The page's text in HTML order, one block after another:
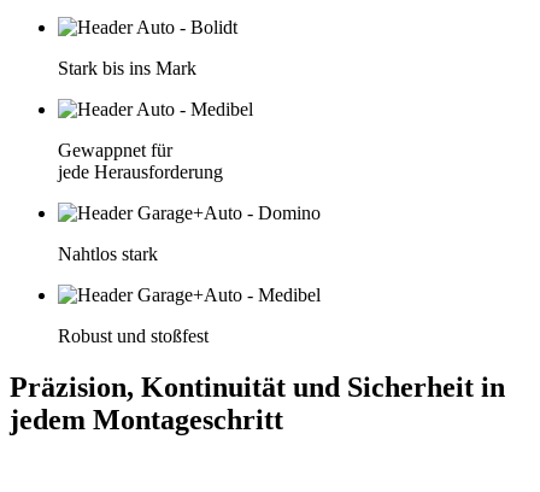
Stark bis ins Mark
Gewappnet für
jede Herausforderung
Nahtlos stark
Robust und stoßfest
Präzision, Kontinuität und Sicherheit in
jedem Montageschritt